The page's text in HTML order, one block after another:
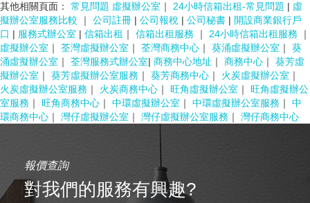
其他相關頁面： 常見問題 虛擬辦公室 ｜ 24小時信箱出租-常見問題 | 虛
擬辦公室服務比較
｜ 公司註冊 | 公司報稅 | 公司秘書 | 開設商業銀行戶
口 | 服務式辦公室 | 信箱出租 ｜ 信箱出租服務 ｜ 24小時信箱出租服務
｜
虛擬辦公室 ｜ 荃灣虛擬辦公室 ｜ 荃灣商務中心 ｜ 葵涌虛擬辦公室 ｜ 葵
涌虛擬辦公室 ｜ 荃灣服務式辦公室| 商務中心地址 ｜ 商務中心 ｜ 葵芳虛
擬辦公室 ｜ 葵芳虛擬辦公室服務 ｜ 葵芳商務中心 ｜ 火炭虛擬辦公室 ｜
火炭虛擬辦公室服務 ｜ 火炭商務中心 ｜ 旺角虛擬辦公室 ｜ 旺角虛擬辦公
室服務 ｜ 旺角商務中心 ｜ 中環虛擬辦公室 ｜ 中環虛擬辦公室服務 ｜ 中
環商務中心 ｜ 灣仔虛擬辦公室 ｜ 灣仔虛擬辦公室服務 ｜ 灣仔商務中心
報價查詢
對我們的服務有興趣?